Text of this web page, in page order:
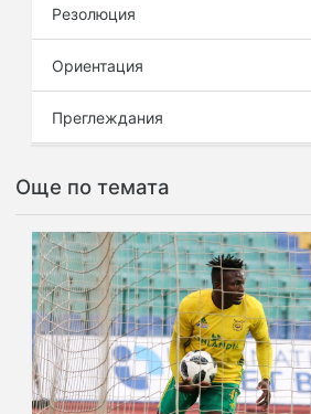
Резолюция
Ориентация
Преглеждания
Още по темата